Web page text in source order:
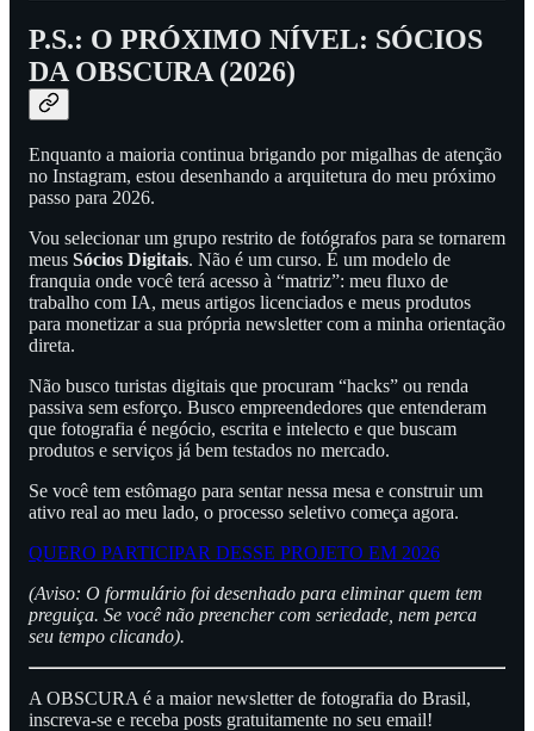
P.S.: O PRÓXIMO NÍVEL: SÓCIOS
DA OBSCURA (2026)
Enquanto a maioria continua brigando por migalhas de atenção
no Instagram, estou desenhando a arquitetura do meu próximo
passo para 2026.
Vou selecionar um grupo restrito de fotógrafos para se tornarem
meus Sócios Digitais. Não é um curso. É um modelo de
franquia onde você terá acesso à “matriz”: meu fluxo de
trabalho com IA, meus artigos licenciados e meus produtos
para monetizar a sua própria newsletter com a minha orientação
direta.
Não busco turistas digitais que procuram “hacks” ou renda
passiva sem esforço. Busco empreendedores que entenderam
que fotografia é negócio, escrita e intelecto e que buscam
produtos e serviços já bem testados no mercado.
Se você tem estômago para sentar nessa mesa e construir um
ativo real ao meu lado, o processo seletivo começa agora.
QUERO PARTICIPAR DESSE PROJETO EM 2026
(Aviso: O formulário foi desenhado para eliminar quem tem
preguiça. Se você não preencher com seriedade, nem perca
seu tempo clicando).
A OBSCURA é a maior newsletter de fotografia do Brasil,
inscreva-se e receba posts gratuitamente no seu email!